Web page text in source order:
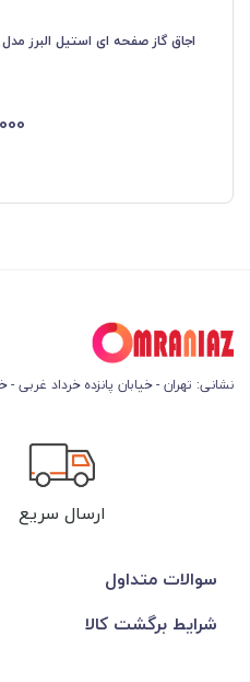
اجاق گاز صفحه ای استیل البرز مدل G-5961
نشانی: تهران - خیابان پانزده خرداد غربی
ارسال سریع
سوالات متداول
شرایط برگشت کالا